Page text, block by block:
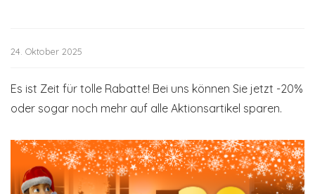
24. Oktober 2025
Es ist Zeit für tolle Rabatte! Bei uns können Sie jetzt -20%
oder sogar noch mehr auf alle Aktionsartikel sparen.